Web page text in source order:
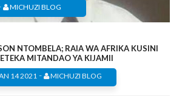
MICHUZI BLOG
NTOMBELA; RAIA WA AFRIKA KUSINI
MITANDAO YA KIJAMII
14 2021 - MICHUZI BLOG